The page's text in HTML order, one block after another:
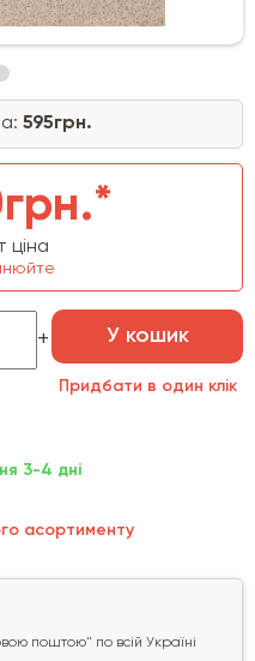
595грн.
ціна
У кошик
Придбати в один клік
3-4 дні
асортименту
поштою" по всій Україні